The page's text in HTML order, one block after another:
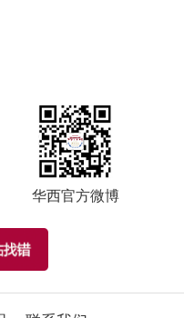
华西官方微博